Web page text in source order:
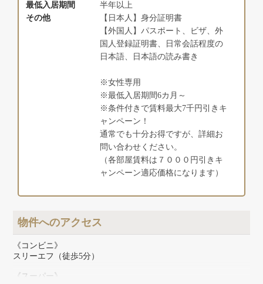
最低入居期間
半年以上
その他
【日本人】身分証明書
【外国人】パスポート、ビザ、外
国人登録証明書、日常会話程度の
日本語、日本語の読み書き
※女性専用
※最低入居期間6カ月～
※条件付きで賃料最大7千円引きキ
ャンペーン！
通常でも十分お得ですが、詳細お
問い合わせください。
（各部屋賃料は７０００円引きキ
ャンペーン適応価格になります）
物件へのアクセス
《コンビニ》
スリーエフ（徒歩5分）
《スーパー》